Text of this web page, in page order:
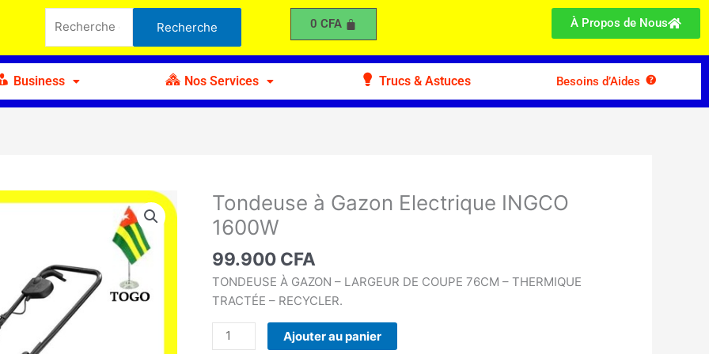
pour :
Recherche 0 CFA À Propos de Nous
Business Nos Services Trucs & Astuces Besoins d’Aides
Tondeuse à Gazon Electrique INGCO
1600W
99.900 CFA
TONDEUSE À GAZON – LARGEUR DE COUPE 76CM – THERMIQUE
TRACTÉE – RECYCLER.
quantité
de
Tondeuse
à
Gazon
Electrique
1600W
Ajouter au panier
INGCO
1600W